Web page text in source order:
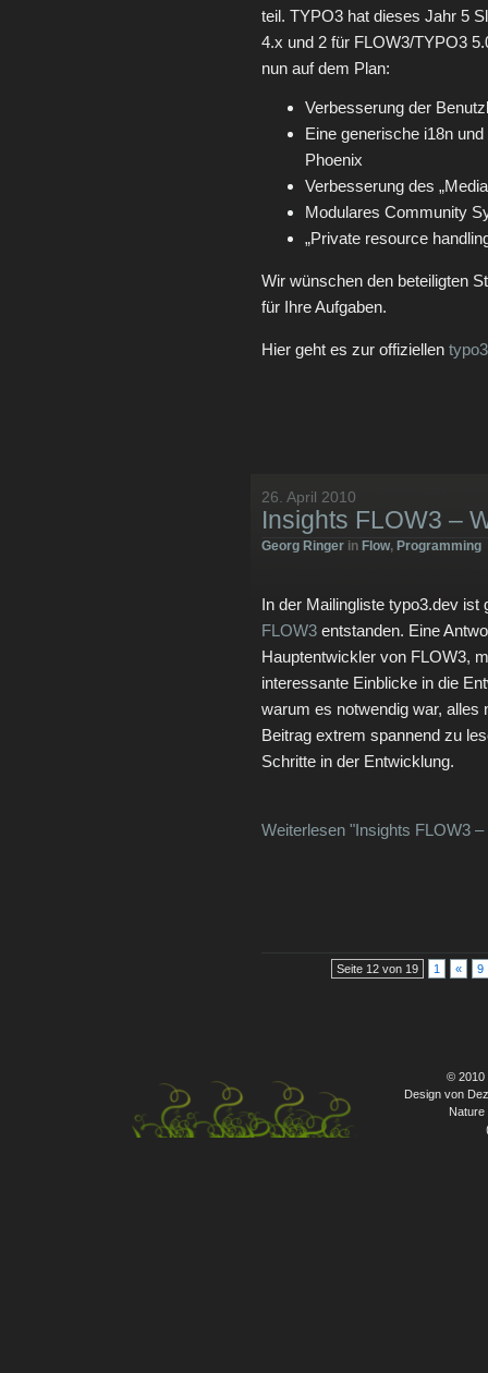
teil. TYPO3 hat dieses Jahr 5
4.x und 2 für FLOW3/TYPO3
nun auf dem Plan:
Verbesserung der
Eine generische i18n
Phoenix
Verbesserung des
Modulares Community
„Private resource
Wir wünschen den beteiligten
für Ihre Aufgaben.
Hier geht es zur offiziellen
26. April 2010
Insights FLOW3 –
Georg Ringer in Flow, Programming
In der Mailingliste typo3.dev
FLOW3 entstanden. Eine
Hauptentwickler von FLOW3,
interessante Einblicke in die
warum es notwendig war, alles
Beitrag extrem spannend zu
Schritte in der Entwicklung.
Weiterlesen "Insights FLOW3
Seite 12 von 19 1 « 9
© 2010
Design von
Nature